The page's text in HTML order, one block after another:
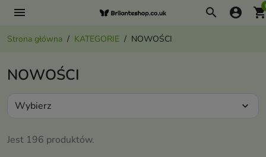
menu search account_circle
Strona główna KATEGORIE NOWOŚCI
NOWOŚCI
Jest 196 produktów.
Wybierz expand_more